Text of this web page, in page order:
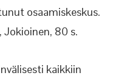
osaamiskeskus.
80 s.
kaikkiin